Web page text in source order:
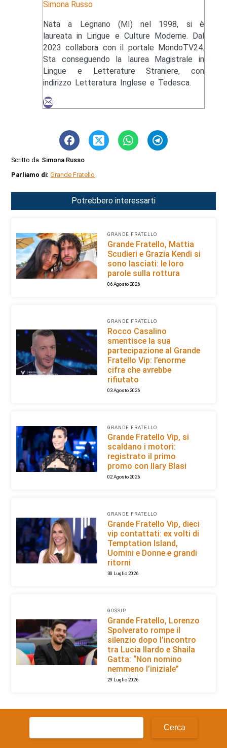
Simona Russo
Nata a Legnano (MI) nel 1998, si è
laureata in Lingue e Culture Moderne. Dal
2023 collabora con il portale MondoTV24.
Sta conseguendo la laurea Magistrale in
Lingue e Letterature Straniere, con
indirizzo Letteratura Inglese e Tedesca.
Scritto da Simona Russo
Parliamo di:Grande Fratello
Potrebbero interessarti
GRANDE FRATELLO
Grande Fratello, Mattia
Scudieri e Grazia Kendi si
sono lasciati: le loro
parole sulla rottura
06 Agosto 2026
GRANDE FRATELLO
Rocco Casalino
smentisce la sua
partecipazione al Grande
Fratello Vip: l’enorme
cifra che avrebbe
rifiutato
03 Agosto 2026
GRANDE FRATELLO
Grande Fratello Vip, si
scaldano i motori:
registrato il primo
promo con Ilary Blasi
02 Agosto 2026
GRANDE FRATELLO
Grande Fratello Vip, dieci
vip contattati: ex volti di
Temptation Island,
Uomini e Donne e grandi
ritorni
30 Luglio 2026
GOSSIP
Grande Fratello, Lorenzo
Spolverato rompe il
silenzio dopo l’incontro
tra Lucia Ilardo e Shaila
Gatta: “Non nomino
nemmeno l’iniziale”
29 Luglio 2026
Ricerca